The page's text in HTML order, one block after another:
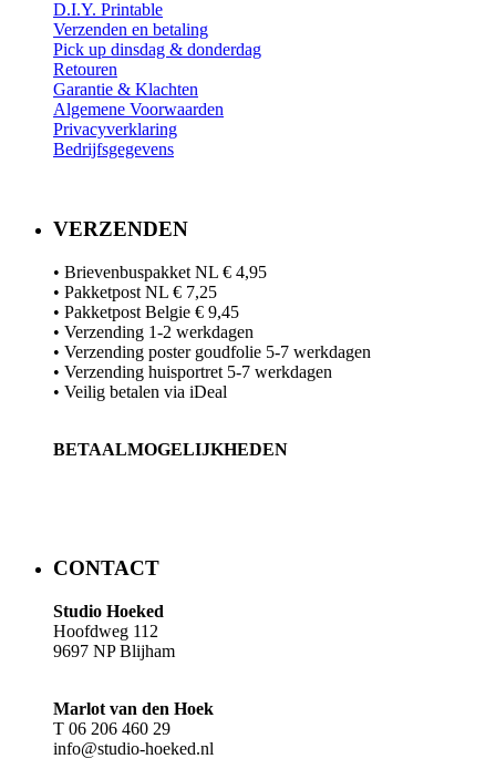
D.I.Y. Printable
Verzenden en betaling
Pick up dinsdag & donderdag
Retouren
Garantie & Klachten
Algemene Voorwaarden
Privacyverklaring
Bedrijfsgegevens
VERZENDEN
• Brievenbuspakket NL € 4,95
• Pakketpost NL € 7,25
• Pakketpost Belgie € 9,45
• Verzending 1-2 werkdagen
• Verzending poster goudfolie 5-7 werkdagen
• Verzending huisportret 5-7 werkdagen
• Veilig betalen via iDeal
BETAALMOGELIJKHEDEN
​​CONTACT
Studio Hoeked
Hoofdweg 112
9697 NP Blijham
Marlot van den Hoek
T 06 206 460 29
info@studio-hoeked.nl